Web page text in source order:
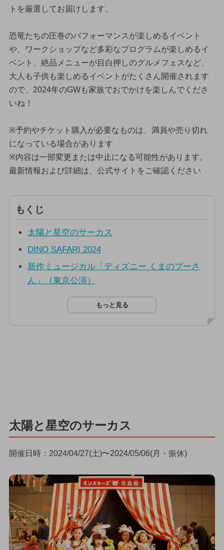
トを厳選してお届けします。
恐竜たちの圧巻のパフォーマンスが楽しめるイベント
や、ワークショップなど多彩なプログラムが楽しめるイ
ベント、絶品メニューが目白押しのグルメフェスなど、
大人も子供も楽しめるイベントがたくさん開催されます
ので、2024年のGWも家族でおでかけを楽しんでくださ
いね！
※予約やチケット購入が必要なものは、満員や売り切れ
になっている場合があります
※内容は一部変更または中止になる可能性があります。
最新情報および詳細は、公式サイトをご確認ください
もくじ
太陽と星空のサーカス
DINO SAFARI 2024
新作ミュージカル「ディズニー くまのプーさ
ん」（東京公演）
もっと見る
太陽と星空のサーカス
開催日時：2024/04/27(土)〜2024/05/06(月・振休)